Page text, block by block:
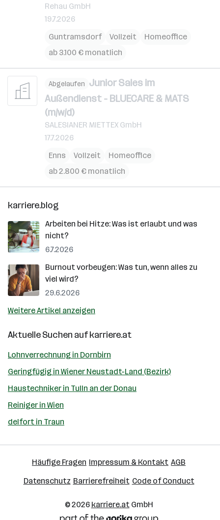
Rehau GmbH
19.7.2026
Guntramsdorf
Vollzeit
Homeoffice
ab 3.100 € monatlich
Abgelaufen Junior Sales im
Außendienst - BLUECARE & MATS
(m/w/d)
SALESIANER MIETTEX GmbH
17.7.2026
Enns
Vollzeit
Homeoffice
ab 2.800 € monatlich
karriere.blog
Arbeiten bei Hitze: Was ist erlaubt und was
nicht?
6.7.2026
Burnout vorbeugen: Was tun, wenn alles zu
viel wird?
29.6.2026
Weitere Artikel anzeigen
Aktuelle Suchen aufkarriere.at
Lohnverrechnung in Dornbirn
Geringfügig in Wiener Neustadt-Land (Bezirk)
Haustechniker in Tulln an der Donau
Reiniger in Wien
delfort in Traun
Häufige Fragen Impressum & Kontakt AGB
Datenschutz Barrierefreiheit Code of Conduct
© 2026 karriere.atGmbH